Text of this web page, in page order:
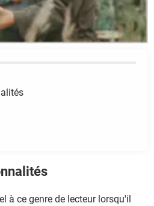
à ce genre de lecteur lorsqu'il